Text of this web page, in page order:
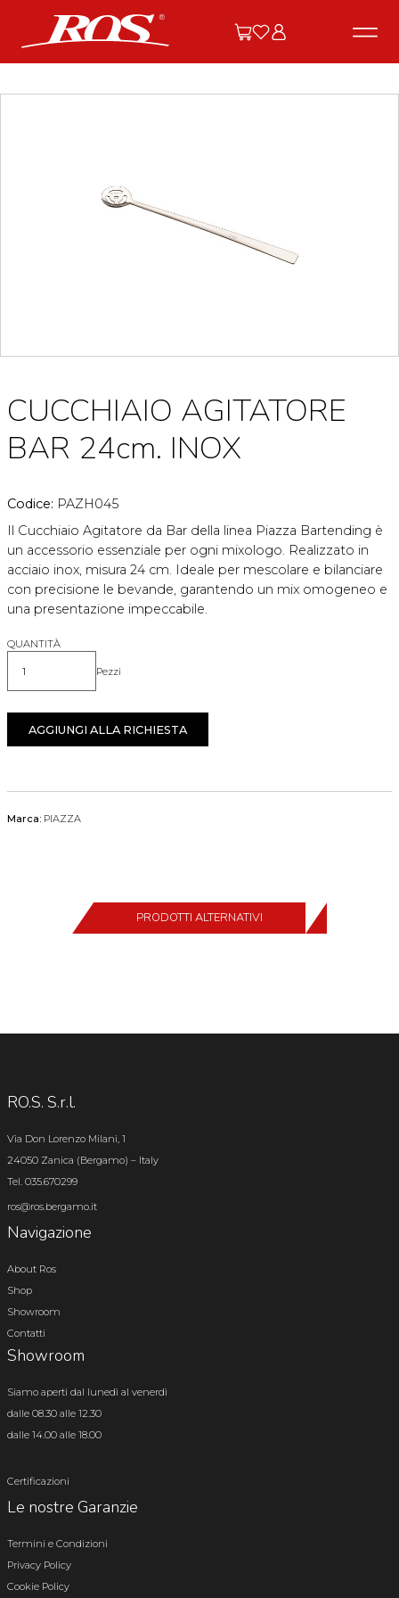
CUCCHIAIO AGITATORE
BAR 24cm. INOX
Codice: PAZH045
Il Cucchiaio Agitatore da Bar della linea Piazza Bartending è
un accessorio essenziale per ogni mixologo. Realizzato in
acciaio inox, misura 24 cm. Ideale per mescolare e bilanciare
con precisione le bevande, garantendo un mix omogeneo e
una presentazione impeccabile.
QUANTITÀ
Quantità Pezzi
AGGIUNGI ALLA RICHIESTA
Marca: PIAZZA
PRODOTTI ALTERNATIVI
RO.S. S.r.l.
Via Don Lorenzo Milani, 1
24050 Zanica (Bergamo) – Italy
Tel. 035.670299
ros@ros.bergamo.it
Navigazione
About Ros
Shop
Showroom
Contatti
Showroom
Siamo aperti dal lunedì al venerdì
dalle 08.30 alle 12.30
dalle 14.00 alle 18.00
Certificazioni
Le nostre Garanzie
Termini e Condizioni
Privacy Policy
Cookie Policy